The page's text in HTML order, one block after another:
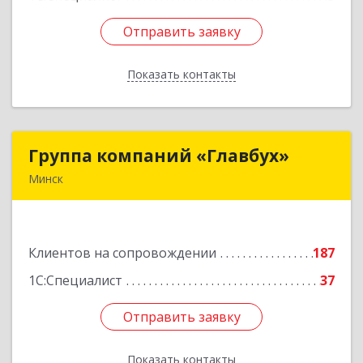
Отправить заявку
Показать контакты
Отправить заявку
Назад
Группа компаний «Главбух»
Минск
Клиентов на сопровождении
187
1С:Специалист
37
Отправить заявку
Показать контакты
Группа компаний «Главбух»
Отправить заявку
Назад